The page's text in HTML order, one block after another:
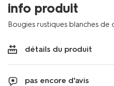
info produit
Bougies rustiques blanches de
détails du produit
pas encore d'avis